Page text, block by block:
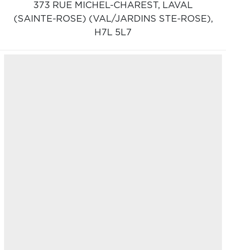
373 RUE MICHEL-CHAREST, LAVAL
(SAINTE-ROSE) (VAL/JARDINS STE-ROSE),
H7L 5L7